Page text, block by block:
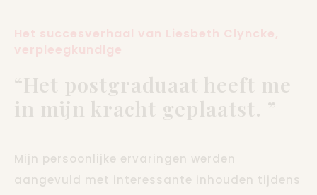
Het succesverhaal van Liesbeth Clyncke,
verpleegkundige
“Het postgraduaat heeft me
in mijn kracht geplaatst. ”
Mijn persoonlijke ervaringen werden
aangevuld met interessante inhouden tijdens